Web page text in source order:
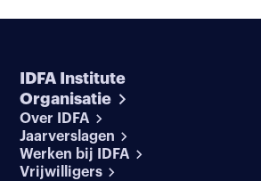
IDFA Institute
Organisatie
Over IDFA
Jaarverslagen
Werken bij IDFA
Vrijwilligers